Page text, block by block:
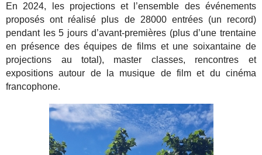
En 2024, les projections et l’ensemble des événements
proposés ont réalisé plus de 28000 entrées (un record)
pendant les 5 jours d’avant-premières (plus d’une trentaine
en présence des équipes de films et une soixantaine de
projections au total), master classes, rencontres et
expositions autour de la musique de film et du cinéma
francophone.